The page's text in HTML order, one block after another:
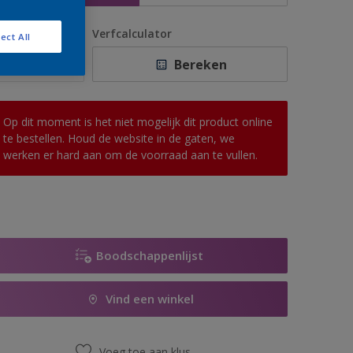
Verfcalculator
Bereken
Op dit moment is het niet mogelijk dit product online
te bestellen. Houd de website in de gaten, we
werken er hard aan om de voorraad aan te vullen.
Boodschappenlijst
Vind een winkel
All